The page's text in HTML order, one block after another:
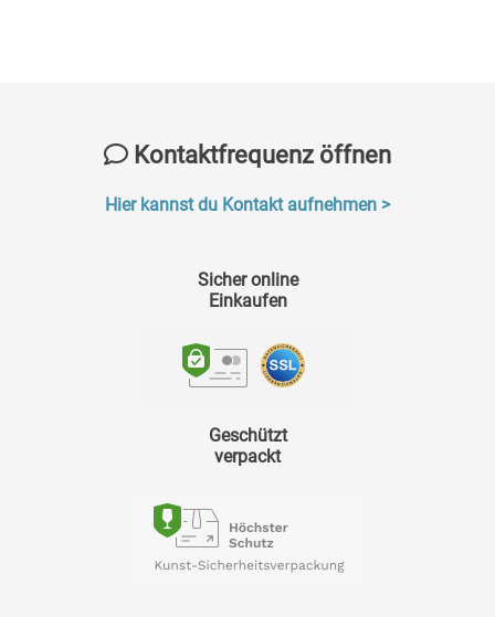
Kontaktfrequenz öffnen
Hier kannst du Kontakt aufnehmen >
Sicher online
Einkaufen
Geschützt
verpackt